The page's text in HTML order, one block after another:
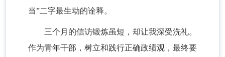
当”二字最生动的诠释。
三个月的信访锻炼虽短，却让我深受洗礼。
作为青年干部，树立和践行正确政绩观，最终要